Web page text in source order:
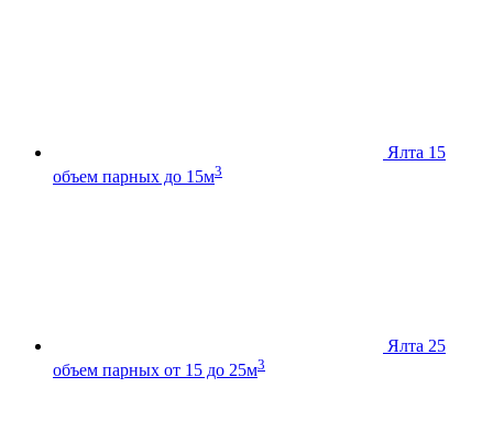
Ялта 15
объем парных до 15м3
Ялта 25
объем парных от 15 до 25м3